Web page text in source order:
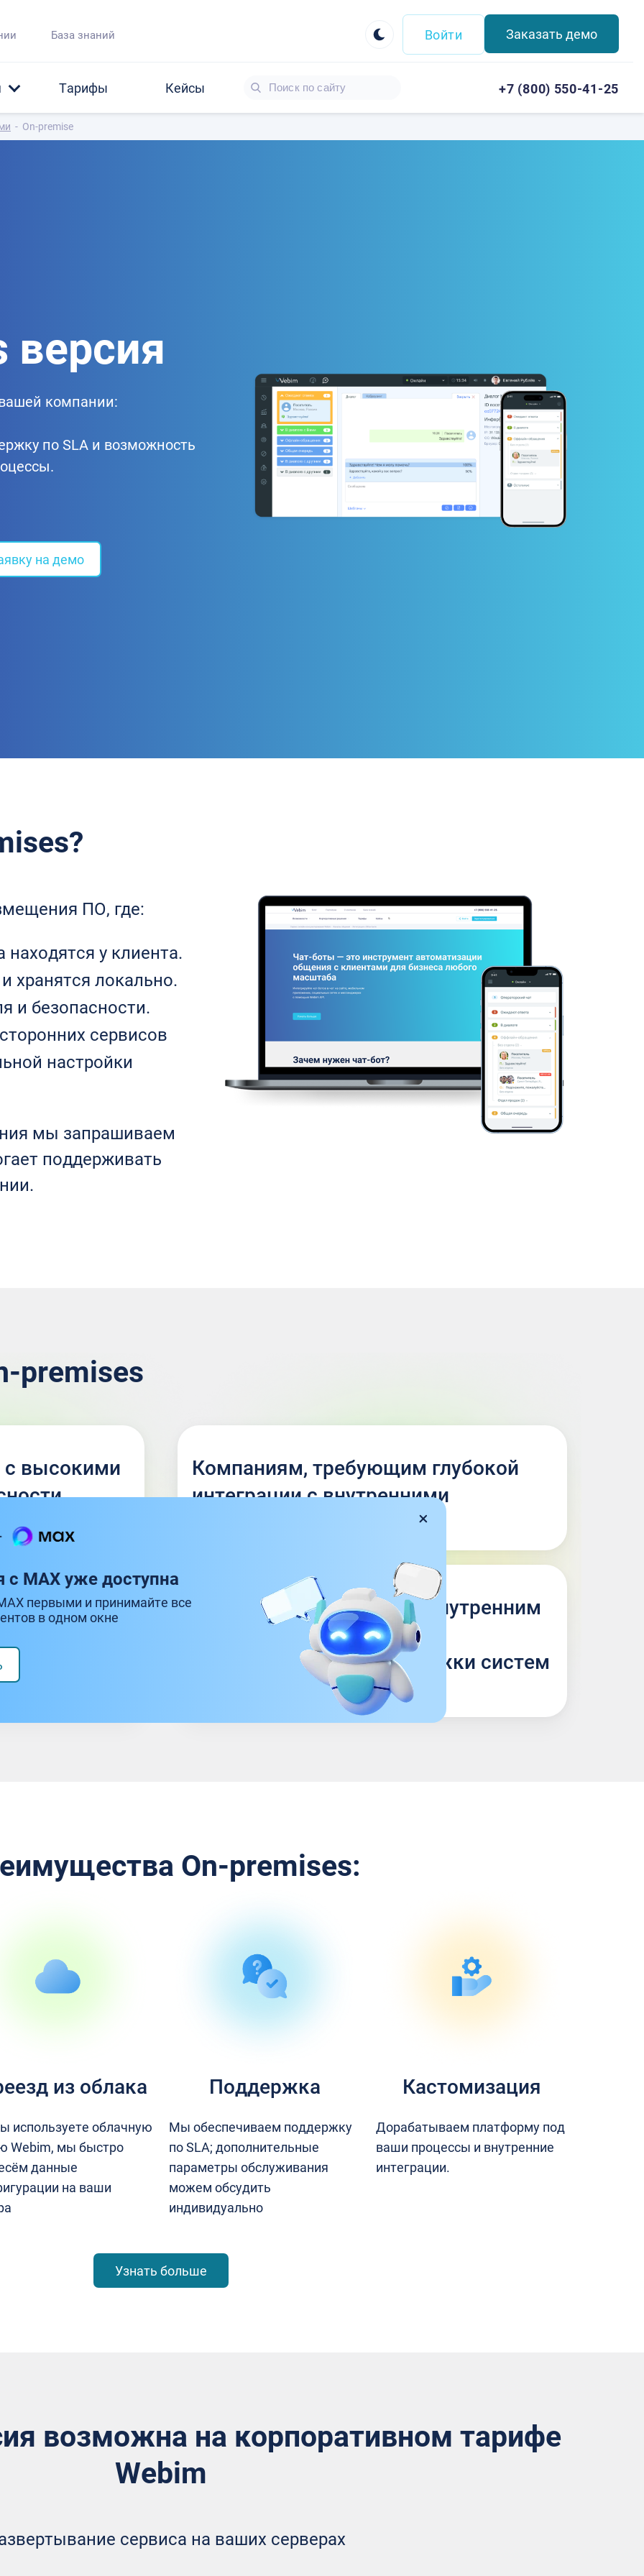
+7 (800) 550-41-25
Тарифы Кейсы
База знаний Войти Заказать демо
- On-premise
версия
компании:
по SLA и возможность
на демо
ПО, где:
находятся у клиента.
хранятся локально.
и безопасности.
сервисов
настройки
мы запрашиваем
поддерживать
premises
с высокими
Компаниям, требующим глубокой
интеграции с внутренними
Компаниям с развитым внутренним
ИТ-направлением для
самостоятельной поддержки систем
On-premises:
из облака
используете облачную
Webim, мы быстро
данные
на ваши
Поддержка
Мы обеспечиваем поддержку
по SLA; дополнительные
параметры обслуживания
можем обсудить
индивидуально
Кастомизация
Дорабатываем платформу под
ваши процессы и внутренние
интеграции.
Узнать больше
возможна на корпоративном тарифе
Webim
сервиса на ваших серверах
с MAX уже доступна
первыми и принимайте все
в одном окне